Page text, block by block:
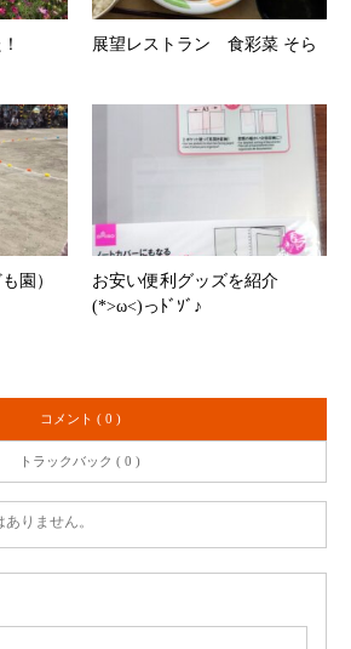
展望レストラン 食彩菜 そら
園）
お安い便利グッズを紹介
(*>ω<)っﾄﾞｿﾞ♪
コメント ( 0 )
トラックバック ( 0 )
りません。